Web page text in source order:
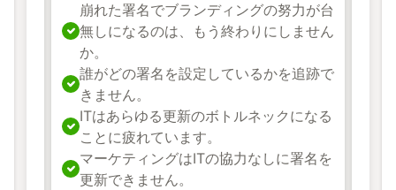
崩れた署名でブランディングの努力が台
無しになるのは、もう終わりにしません
か。
誰がどの署名を設定しているかを追跡で
きません。
ITはあらゆる更新のボトルネックになる
ことに疲れています。
マーケティングはITの協力なしに署名を
更新できません。